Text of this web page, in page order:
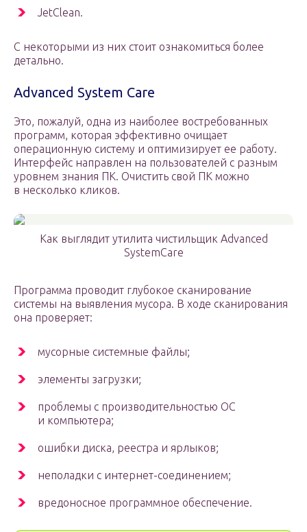
JetClean.
С некоторыми из них стоит ознакомиться более
детально.
Advanced System Care
Это, пожалуй, одна из наиболее востребованных
программ, которая эффективно очищает
операционную систему и оптимизирует ее работу.
Интерфейс направлен на пользователей с разным
уровнем знания ПК. Очистить свой ПК можно
в несколько кликов.
Как выглядит утилита чистильщик Advanced
SystemCare
Программа проводит глубокое сканирование
системы на выявления мусора. В ходе сканирования
она проверяет:
мусорные системные файлы;
элементы загрузки;
проблемы с производительностью ОС
и компьютера;
ошибки диска, реестра и ярлыков;
неполадки с интернет-соединением;
вредоносное программное обеспечение.